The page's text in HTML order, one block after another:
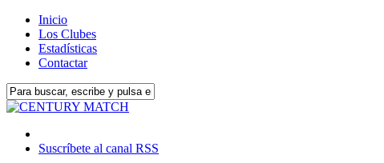
Inicio
Los Clubes
Estadísticas
Contactar
Suscríbete al canal RSS